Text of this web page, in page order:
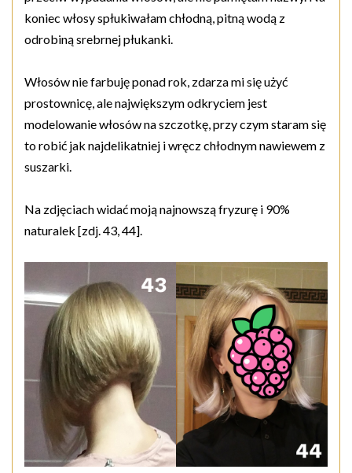
koniec włosy spłukiwałam chłodną, pitną wodą z
odrobiną srebrnej płukanki.
Włosów nie farbuję ponad rok, zdarza mi się użyć
prostownicę, ale największym odkryciem jest
modelowanie włosów na szczotkę, przy czym staram się
to robić jak najdelikatniej i wręcz chłodnym nawiewem z
suszarki.
Na zdjęciach widać moją najnowszą fryzurę i 90%
naturalek [zdj. 43, 44].